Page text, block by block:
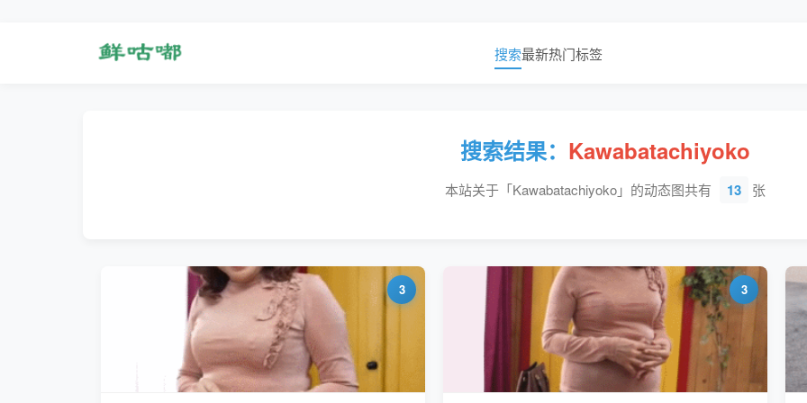
搜索最新热门标签
搜索结果： Kawabatachiyoko
本站关于「Kawabatachiyoko」的动态图共有 13 张
3 3